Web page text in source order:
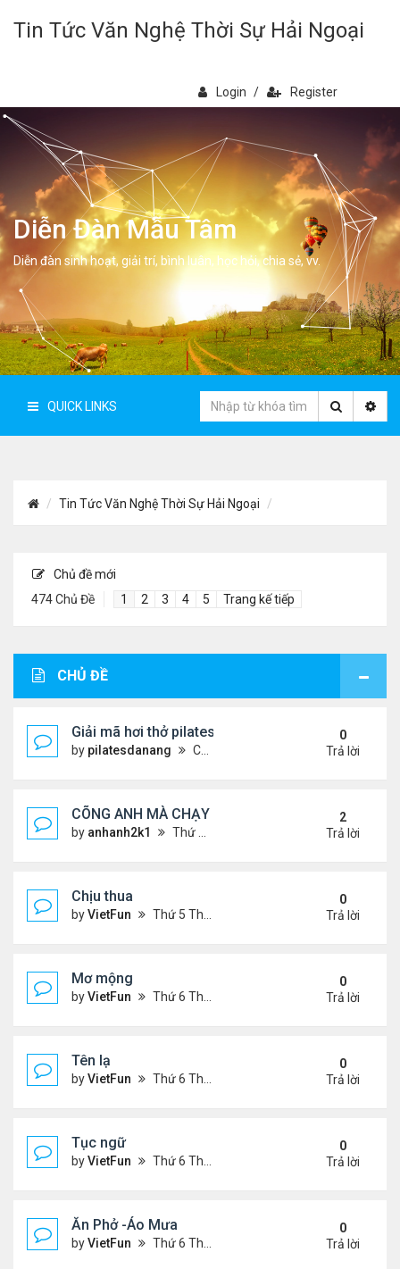
Tin Tức Văn Nghệ Thời Sự Hải Ngoại
Login / Register
Diễn Đàn Mẫu Tâm
Diễn đàn sinh hoạt, giải trí, bình luân, học hỏi, chia sẻ, vv.
QUICK LINKS
Tin Tức Văn Nghệ Thời Sự Hải Ngoại
Chủ đề mới
474 Chủ Đề
1 2 3 4 5 Trang kế tiếp
CHỦ ĐỀ
Giải mã hơi thở pilates: Chìa khóa vàng cho sức
by pilatesdanang Chủ nhật Tháng 7 27, 2025 12:57 pm
0
Trả lời
CÕNG ANH MÀ CHẠY
by anhanh2k1 Thứ 5 Tháng 5 16, 2024 2:19 am
2
Trả lời
Chịu thua
byVietFun Thứ 5 Tháng 6 22, 2023 12:26 pm
0
Trả lời
Mơ mộng
byVietFun Thứ 6 Tháng 1 13, 2023 4:54 pm
0
Trả lời
Tên lạ
byVietFun Thứ 6 Tháng 1 13, 2023 4:47 pm
0
Trả lời
Tục ngữ
byVietFun Thứ 6 Tháng 1 13, 2023 4:43 pm
0
Trả lời
Ăn Phở -Áo Mưa
byVietFun Thứ 6 Tháng 1 13, 2023 1:26 pm
0
Trả lời